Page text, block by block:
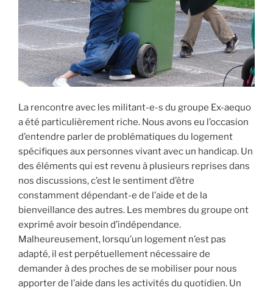
La rencontre avec les militant-e-s du groupe Ex-aequo
a été particulièrement riche. Nous avons eu l’occasion
d’entendre parler de problématiques du logement
spécifiques aux personnes vivant avec un handicap. Un
des éléments qui est revenu à plusieurs reprises dans
nos discussions, c’est le sentiment d’être
constamment dépendant-e de l’aide et de la
bienveillance des autres. Les membres du groupe ont
exprimé avoir besoin d’indépendance.
Malheureusement, lorsqu’un logement n’est pas
adapté, il est perpétuellement nécessaire de
demander à des proches de se mobiliser pour nous
apporter de l’aide dans les activités du quotidien. Un